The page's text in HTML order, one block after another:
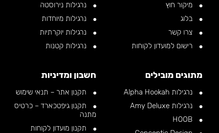
מיקור חוץ
בלוג
צרו קשר
רישום למועדון לקוחות
נרגילות נירוסטה
נרגילות מיוחדות
נרגילות יוקרתיות
נרגילות קטנות
מתוגים מובילים
נרגילות Alpha Hookah
נרגילות Amy Deluxe
חשבון ומדיניות
תקנון אתר – תנאי שימוש
תקנון גיפטכארד – כרטיס
מתנה
תקנון מועדון לקוחות